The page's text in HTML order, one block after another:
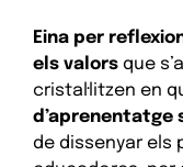
Eina per
els valorsque
cristal·litzen en
d’aprenentatge
de dissenyar els